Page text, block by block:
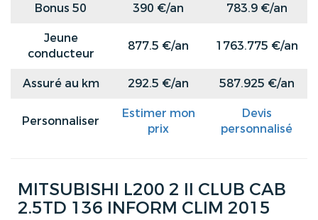
Bonus 50
390 €/an
783.9 €/an
Jeune
conducteur
877.5 €/an 1763.775 €/an
Assuré au km 292.5 €/an 587.925 €/an
Personnaliser
Estimer mon
prix
Devis
personnalisé
MITSUBISHI L200 2 II CLUB CAB
2.5TD 136 INFORM CLIM 2015